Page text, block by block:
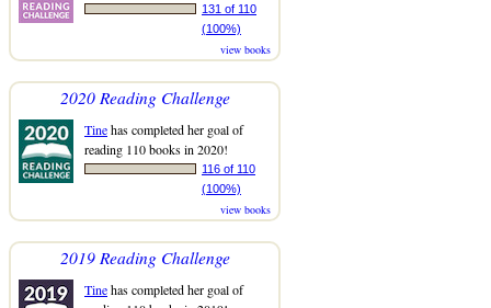
131 of 110
(100%)
view books
2020 Reading Challenge
Tinehas completed her goal of
reading 110 books in 2020!
116 of 110
(100%)
view books
2019 Reading Challenge
Tinehas completed her goal of